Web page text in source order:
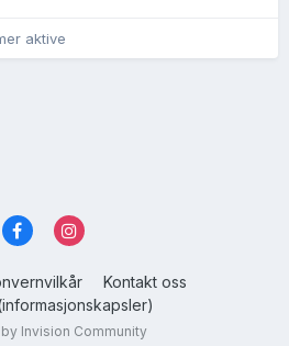
aktive
Kontakt oss
Invision Community